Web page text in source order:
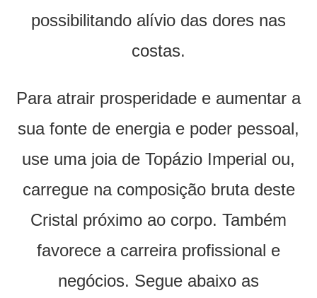
possibilitando alívio das dores nas
costas.
Para atrair prosperidade e aumentar a
sua fonte de energia e poder pessoal,
use uma joia de Topázio Imperial ou,
carregue na composição bruta deste
Cristal próximo ao corpo. Também
favorece a carreira profissional e
negócios. Segue abaixo as